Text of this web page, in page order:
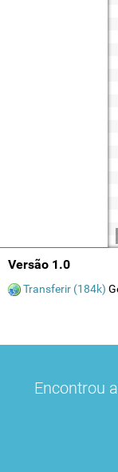
Versão 1.0
Transferir (184k)
Encontrou